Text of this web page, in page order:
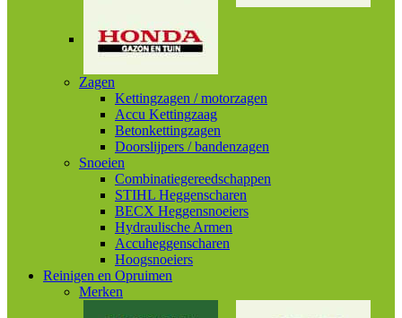
Zagen
Kettingzagen / motorzagen
Accu Kettingzaag
Betonkettingzagen
Doorslijpers / bandenzagen
Snoeien
Combinatiegereedschappen
STIHL Heggenscharen
BECX Heggensnoeiers
Hydraulische Armen
Accuheggenscharen
Hoogsnoeiers
Reinigen en Opruimen
Merken